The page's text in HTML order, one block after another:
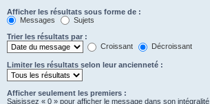
Afficher les résultats sous forme de :
Messages
Sujets
Trier les résultats par :
Croissant
Décroissant
Limiter les résultats selon leur ancienneté :
Afficher seulement les premiers :
Saisissez « 0 » pour afficher le message dans son intégralité.